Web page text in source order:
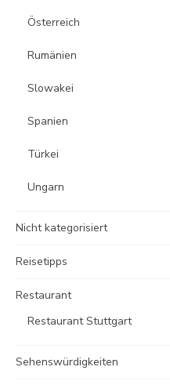
Österreich
Rumänien
Slowakei
Spanien
Türkei
Ungarn
Nicht kategorisiert
Reisetipps
Restaurant
Restaurant Stuttgart
Sehenswürdigkeiten